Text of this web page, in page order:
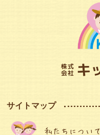
サイトマップ
私たちについて